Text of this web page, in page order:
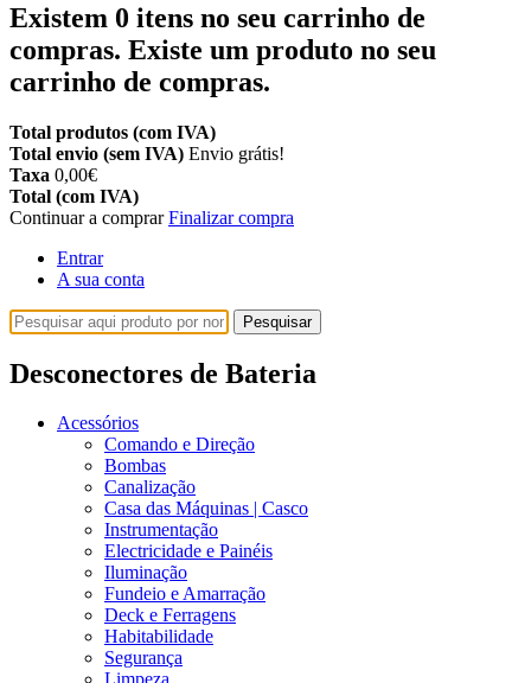
Existem 0 itens no seu carrinho de
compras. Existe um produto no seu
carrinho de compras.
Total produtos (com IVA)
Total envio (sem IVA) Envio grátis!
Taxa 0,00€
Total (com IVA)
Continuar a comprarFinalizar compra
Entrar
A sua conta
Pesquisar
Desconectores de Bateria
Acessórios
Comando e Direção
Bombas
Canalização
Casa das Máquinas | Casco
Instrumentação
Electricidade e Painéis
Iluminação
Fundeio e Amarração
Deck e Ferragens
Habitabilidade
Segurança